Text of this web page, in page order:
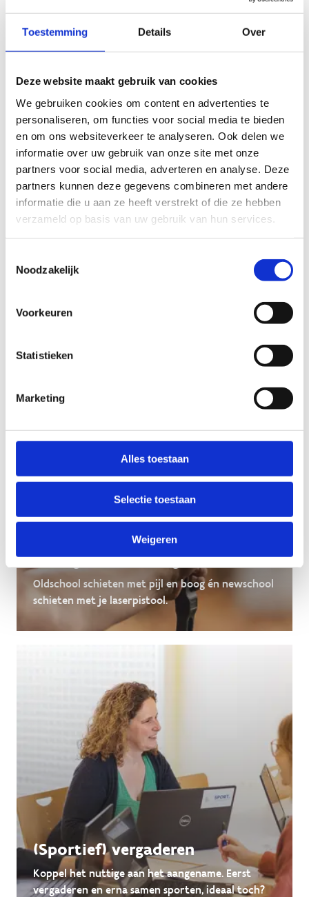
Toestemming Details Over
Deze website maakt gebruik van cookies
We gebruiken cookies om content en advertenties te
personaliseren, om functies voor social media te bieden
en om ons websiteverkeer te analyseren. Ook delen we
informatie over uw gebruik van onze site met onze
partners voor social media, adverteren en analyse. Deze
partners kunnen deze gegevens combineren met andere
informatie die u aan ze heeft verstrekt of die ze hebben
verzameld op basis van uw gebruik van hun services.
Noodzakelijk
Voorkeuren
Statistieken
Marketing
Alles toestaan
Selectie toestaan
Weigeren
Écht outdoor-avontuur op ons hoogteparcours. 5
teambuildingsspelen
naar boven tijdens de Highland Games!
Lasergamen & Boogschieten
Oldschool schieten met pijl en boog én newschool
schieten met je laserpistool.
(Sportief) vergaderen
Koppel het nuttige aan het aangename. Eerst
vergaderen en erna samen sporten, ideaal toch?